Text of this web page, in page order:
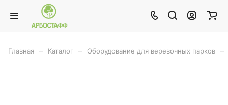
Главная Каталог Оборудование для веревочных парков